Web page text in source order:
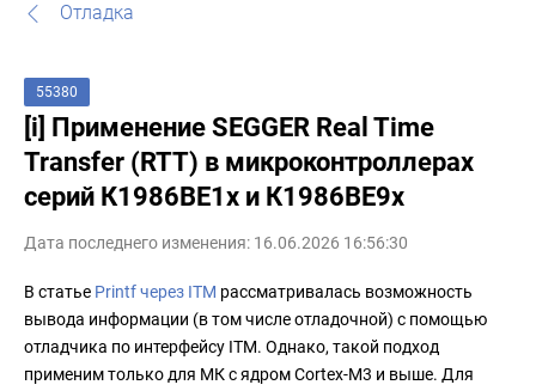
Отладка
55380
[i] Применение SEGGER Real Time
Transfer (RTT) в микроконтроллерах
серий К1986ВЕ1x и К1986ВЕ9x
Дата последнего изменения: 16.06.2026 16:56:30
В статье Printf через ITM рассматривалась возможность
вывода информации (в том числе отладочной) с помощью
отладчика по интерфейсу ITM. Однако, такой подход
применим только для МК с ядром Cortex-M3 и выше. Для